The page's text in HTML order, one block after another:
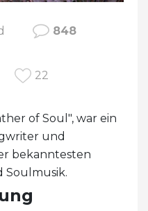
848
22
of Soul", war ein
und
bekanntesten
Soulmusik.